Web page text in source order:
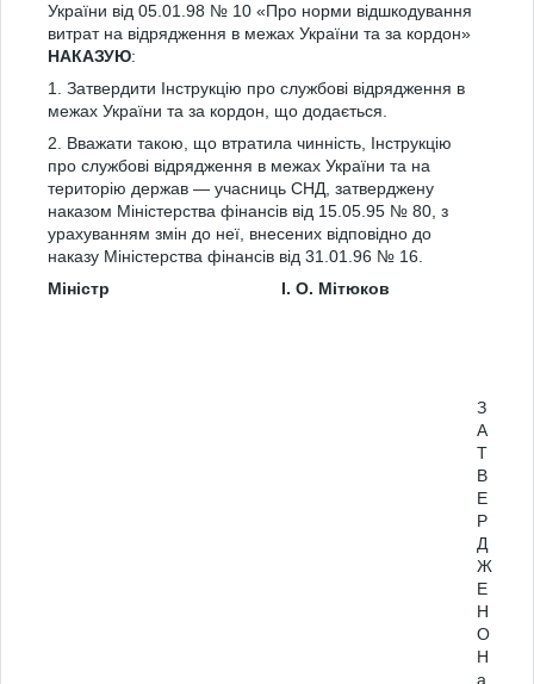
України від 05.01.98 № 10 «Про норми відшкодування
витрат на відрядження в межах України та за кордон»
НАКАЗУЮ:
1. Затвердити Інструкцію про службові відрядження в
межах України та за кордон, що додається.
2. Вважати такою, що втратила чинність, Інструкцію
про службові відрядження в межах України та на
територію держав — учасниць СНД, затверджену
наказом Міністерства фінансів від 15.05.95 № 80, з
урахуванням змін до неї, внесених відповідно до
наказу Міністерства фінансів від 31.01.96 № 16.
Міністр
І. О. Мітюков
З
А
Т
В
Е
Р
Д
Ж
Е
Н
О
Н
а